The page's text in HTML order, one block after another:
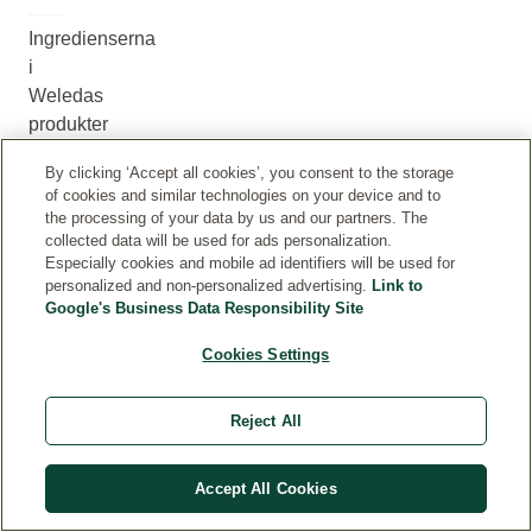
Ingredienserna
i
Weledas
produkter
över
och
uppdateras
när
det
behövs.
på
nätet
By clicking ‘Accept all cookies’, you consent to the storage
of cookies and similar technologies on your device and to
the processing of your data by us and our partners. The
collected data will be used for ads personalization.
Especially cookies and mobile ad identifiers will be used for
personalized and non-personalized advertising. Link to
Google's Business Data Responsibility Site
Cookies Settings
Reject All
Accept All Cookies